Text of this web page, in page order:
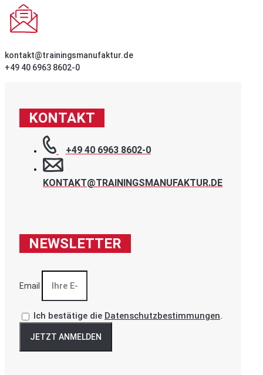
kontakt@trainingsmanufaktur.de
+49 40 6963 8602-0
KONTAKT
+49 40 6963 8602-0
KONTAKT@TRAININGSMANUFAKTUR.DE
NEWSLETTER
Email
Ich bestätige die Datenschutzbestimmungen.
JETZT ANMELDEN